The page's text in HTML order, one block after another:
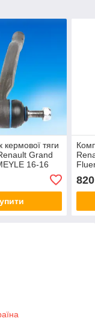
кермової тяги
Grand
16-16
820